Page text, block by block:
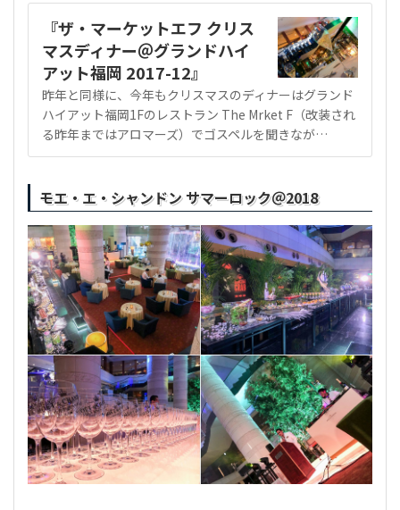
『ザ・マーケットエフ クリス
マスディナー＠グランドハイ
アット福岡 2017-12』
昨年と同様に、今年もクリスマスのディナーはグランド
ハイアット福岡1Fのレストラン The Mrket F（改装され
る昨年まではアロマーズ）でゴスペルを聞きなが…
モエ・エ・シャンドン サマーロック＠2018